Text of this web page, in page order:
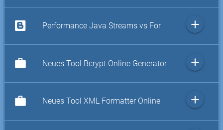
Performance Java Streams vs For add
work Neues Tool Bcrypt Online Generator add
work Neues Tool XML Formatter Online add